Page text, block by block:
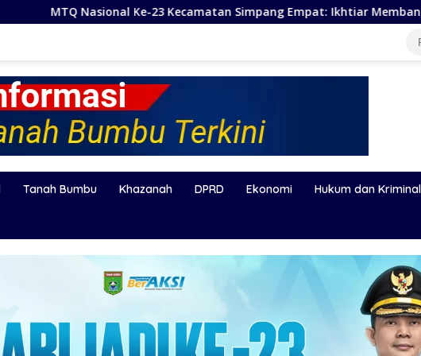
23 Kecamatan Simpang Empat: Ikhtiar Membangun Generasi Qur’ani
Tanah Bumbu Khazanah DPRD Ekonomi Hukum dan Kriminal